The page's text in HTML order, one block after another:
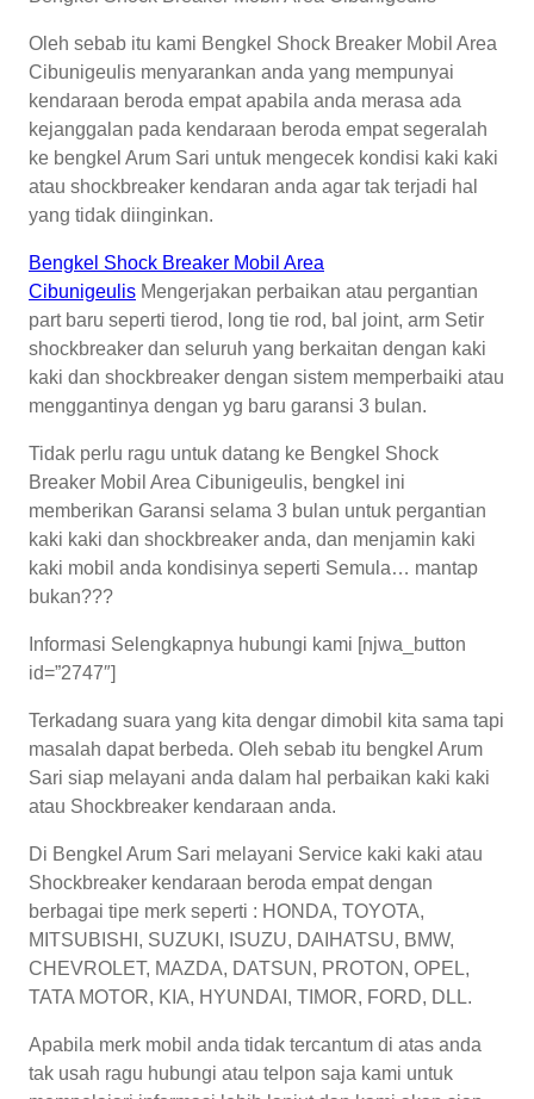
Oleh sebab itu kami Bengkel Shock Breaker Mobil Area
Cibunigeulis menyarankan anda yang mempunyai
kendaraan beroda empat apabila anda merasa ada
kejanggalan pada kendaraan beroda empat segeralah
ke bengkel Arum Sari untuk mengecek kondisi kaki kaki
atau shockbreaker kendaran anda agar tak terjadi hal
yang tidak diinginkan.
Bengkel Shock Breaker Mobil Area
Cibunigeulis Mengerjakan perbaikan atau pergantian
part baru seperti tierod, long tie rod, bal joint, arm Setir
shockbreaker dan seluruh yang berkaitan dengan kaki
kaki dan shockbreaker dengan sistem memperbaiki atau
menggantinya dengan yg baru garansi 3 bulan.
Tidak perlu ragu untuk datang ke Bengkel Shock
Breaker Mobil Area Cibunigeulis, bengkel ini
memberikan Garansi selama 3 bulan untuk pergantian
kaki kaki dan shockbreaker anda, dan menjamin kaki
kaki mobil anda kondisinya seperti Semula… mantap
bukan???
Informasi Selengkapnya hubungi kami [njwa_button
id=”2747″]
Terkadang suara yang kita dengar dimobil kita sama tapi
masalah dapat berbeda. Oleh sebab itu bengkel Arum
Sari siap melayani anda dalam hal perbaikan kaki kaki
atau Shockbreaker kendaraan anda.
Di Bengkel Arum Sari melayani Service kaki kaki atau
Shockbreaker kendaraan beroda empat dengan
berbagai tipe merk seperti : HONDA, TOYOTA,
MITSUBISHI, SUZUKI, ISUZU, DAIHATSU, BMW,
CHEVROLET, MAZDA, DATSUN, PROTON, OPEL,
TATA MOTOR, KIA, HYUNDAI, TIMOR, FORD, DLL.
Apabila merk mobil anda tidak tercantum di atas anda
tak usah ragu hubungi atau telpon saja kami untuk